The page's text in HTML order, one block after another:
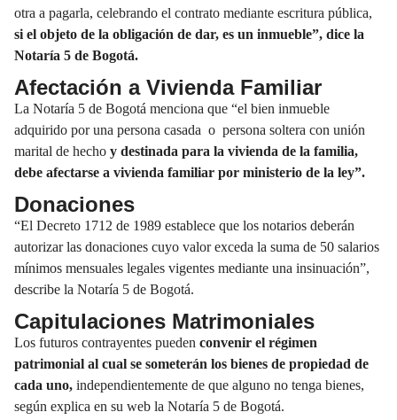
otra a pagarla, celebrando el contrato mediante escritura pública,
si el objeto de la obligación de dar, es un inmueble”, dice la
Notaría 5 de Bogotá.
Afectación a Vivienda Familiar
La Notaría 5 de Bogotá menciona que “el bien inmueble
adquirido por una persona casada o persona soltera con unión
marital de hecho y destinada para la vivienda de la familia,
debe afectarse a vivienda familiar por ministerio de la ley”.
Donaciones
“El Decreto 1712 de 1989 establece que los notarios deberán
autorizar las donaciones cuyo valor exceda la suma de 50 salarios
mínimos mensuales legales vigentes mediante una insinuación”,
describe la Notaría 5 de Bogotá.
Capitulaciones Matrimoniales
Los futuros contrayentes pueden convenir el régimen
patrimonial al cual se someterán los bienes de propiedad de
cada uno, independientemente de que alguno no tenga bienes,
según explica en su web la Notaría 5 de Bogotá.